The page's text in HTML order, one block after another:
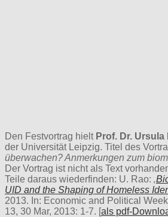
Den Festvortrag hielt Prof. Dr. Ursula
der Universität Leipzig. Titel des
überwachen? Anmerkungen zum
Der Vortrag ist nicht als Text
Teile daraus wiederfinden: U. Rao: ‚
UID and the Shaping of Homeless
2013. In: Economic and Political
13, 30 Mar, 2013: 1-7. [als pdf-